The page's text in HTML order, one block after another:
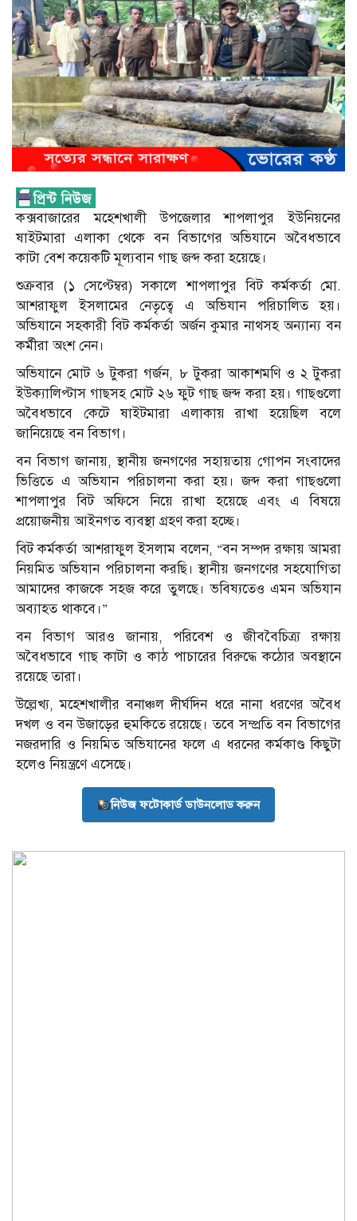
কক্সবাজারের মহেশখালী উপজেলার শাপলাপুর ইউনিয়নের
ষাইটমারা এলাকা থেকে বন বিভাগের অভিযানে অবৈধভাবে
কাটা বেশ কয়েকটি মূল্যবান গাছ জব্দ করা হয়েছে।
শুক্রবার (১ সেপ্টেম্বর) সকালে শাপলাপুর বিট কর্মকর্তা মো.
আশরাফুল ইসলামের নেতৃত্বে এ অভিযান পরিচালিত হয়।
অভিযানে সহকারী বিট কর্মকর্তা অর্জন কুমার নাথসহ অন্যান্য বন
কর্মীরা অংশ নেন।
অভিযানে মোট ৬ টুকরা গর্জন, ৮ টুকরা আকাশমণি ও ২ টুকরা
ইউক্যালিপ্টাস গাছসহ মোট ২৬ ফুট গাছ জব্দ করা হয়। গাছগুলো
অবৈধভাবে কেটে ষাইটমারা এলাকায় রাখা হয়েছিল বলে
জানিয়েছে বন বিভাগ।
বন বিভাগ জানায়, স্থানীয় জনগণের সহায়তায় গোপন সংবাদের
ভিত্তিতে এ অভিযান পরিচালনা করা হয়। জব্দ করা গাছগুলো
শাপলাপুর বিট অফিসে নিয়ে রাখা হয়েছে এবং এ বিষয়ে
প্রয়োজনীয় আইনগত ব্যবস্থা গ্রহণ করা হচ্ছে।
বিট কর্মকর্তা আশরাফুল ইসলাম বলেন, “বন সম্পদ রক্ষায় আমরা
নিয়মিত অভিযান পরিচালনা করছি। স্থানীয় জনগণের সহযোগিতা
আমাদের কাজকে সহজ করে তুলছে। ভবিষ্যতেও এমন অভিযান
অব্যাহত থাকবে।”
বন বিভাগ আরও জানায়, পরিবেশ ও জীববৈচিত্র্য রক্ষায়
অবৈধভাবে গাছ কাটা ও কাঠ পাচারের বিরুদ্ধে কঠোর অবস্থানে
রয়েছে তারা।
উল্লেখ্য, মহেশখালীর বনাঞ্চল দীর্ঘদিন ধরে নানা ধরণের অবৈধ
দখল ও বন উজাড়ের হুমকিতে রয়েছে। তবে সম্প্রতি বন বিভাগের
নজরদারি ও নিয়মিত অভিযানের ফলে এ ধরনের কর্মকাণ্ড কিছুটা
হলেও নিয়ন্ত্রণে এসেছে।
নিউজ ফটোকার্ড ডাউনলোড করুন